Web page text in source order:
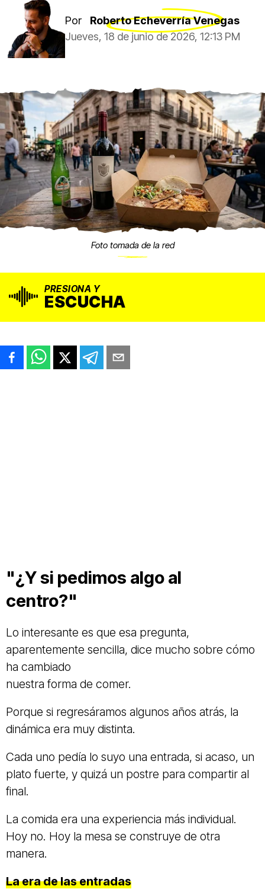
Por
Roberto Echeverría Venegas
Jueves, 18 de junio de 2026, 12:13 PM
Foto tomada de la red
PRESIONA Y
ESCUCHA
"¿Y si pedimos algo al
centro?"
Lo interesante es que esa pregunta,
aparentemente sencilla, dice mucho sobre cómo
ha cambiado
nuestra forma de comer.
Porque si regresáramos algunos años atrás, la
dinámica era muy distinta.
Cada uno pedía lo suyo una entrada, si acaso, un
plato fuerte, y quizá un postre para compartir al
final.
La comida era una experiencia más individual.
Hoy no. Hoy la mesa se construye de otra
manera.
La era de las entradas